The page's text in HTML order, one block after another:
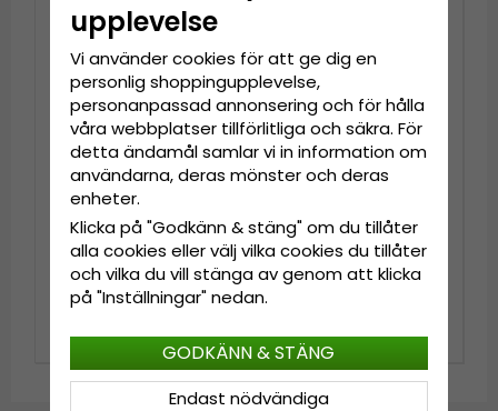
Hattar - Gårda
Toquerville Crushable
Wool felt Western hat
(beige)
Stråhatt - Gårda
Funchal Raffia Fedora
(ljus natur/mörkbrun)
upplevelse
Vi använder cookies för att ge dig en
personlig shoppingupplevelse,
personanpassad annonsering och för hålla
våra webbplatser tillförlitliga och säkra. För
detta ändamål samlar vi in information om
användarna, deras mönster och deras
enheter.
Klicka på "Godkänn & stäng" om du tillåter
alla cookies eller välj vilka cookies du tillåter
och vilka du vill stänga av genom att klicka
på "Inställningar" nedan.
Endast nödvändiga
GODKÄNN & STÄNG